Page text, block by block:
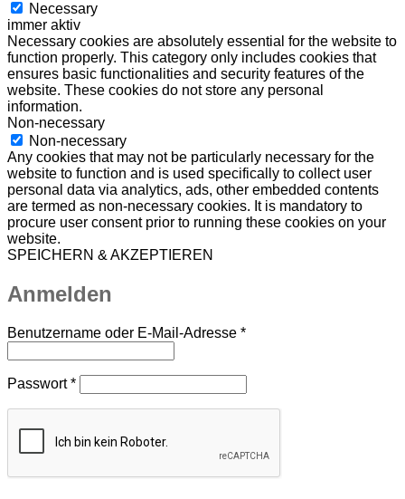
Necessary
immer aktiv
Necessary cookies are absolutely essential for the website to
function properly. This category only includes cookies that
ensures basic functionalities and security features of the
website. These cookies do not store any personal
information.
Non-necessary
Non-necessary
Any cookies that may not be particularly necessary for the
website to function and is used specifically to collect user
personal data via analytics, ads, other embedded contents
are termed as non-necessary cookies. It is mandatory to
procure user consent prior to running these cookies on your
website.
SPEICHERN & AKZEPTIEREN
Anmelden
Benutzername oder E-Mail-Adresse *Erforderlich
Passwort*Erforderlich